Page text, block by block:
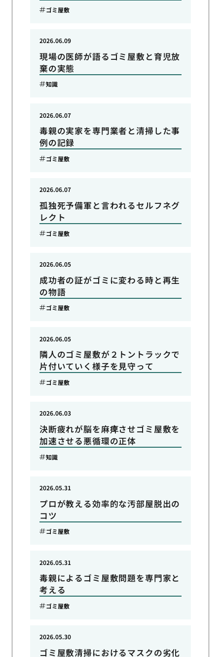
ゴミ屋敷
現場の医師が語るゴミ屋敷と育児放
棄の実態
2026.06.09
知識
毒親の実家を専門業者と清掃した事
例の記録
2026.06.07
ゴミ屋敷
孤独死予備軍と言われるセルフネグ
レクト
2026.06.07
ゴミ屋敷
成功者の証がゴミに変わる時と再生
の物語
2026.06.05
ゴミ屋敷
隣人のゴミ屋敷が２トントラックで
片付いていく様子を見守って
2026.06.05
ゴミ屋敷
決断疲れが脳を麻痺させゴミ屋敷を
加速させる悪循環の正体
2026.06.03
知識
プロが教える効率的な汚部屋脱出の
コツ
2026.05.31
ゴミ屋敷
毒親によるゴミ屋敷問題を専門家と
考える
2026.05.31
ゴミ屋敷
ゴミ屋敷清掃におけるマスクの劣化
2026.05.30